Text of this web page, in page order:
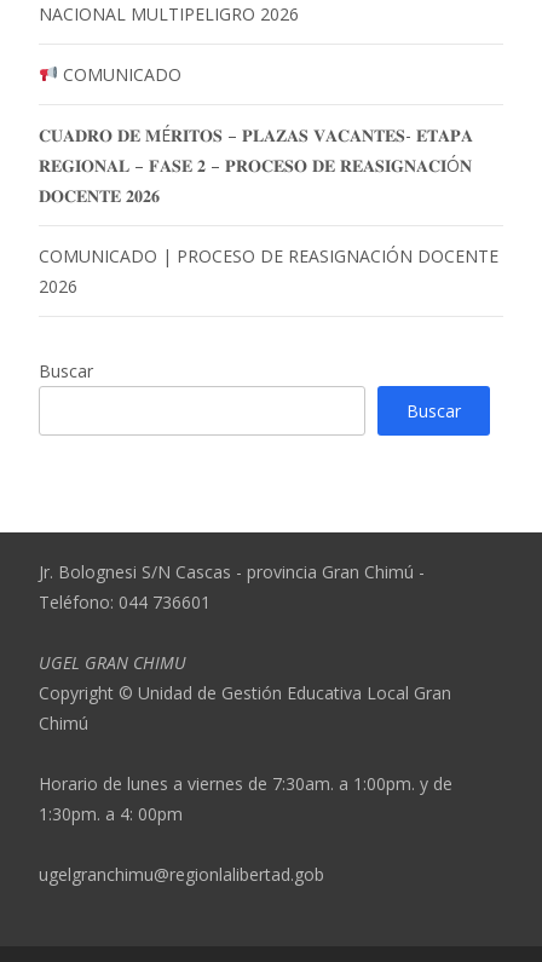
NACIONAL MULTIPELIGRO 2026
COMUNICADO
𝐂𝐔𝐀𝐃𝐑𝐎 𝐃𝐄 𝐌É𝐑𝐈𝐓𝐎𝐒 – 𝐏𝐋𝐀𝐙𝐀𝐒 𝐕𝐀𝐂𝐀𝐍𝐓𝐄𝐒- 𝐄𝐓𝐀𝐏𝐀
𝐑𝐄𝐆𝐈𝐎𝐍𝐀𝐋 – 𝐅𝐀𝐒𝐄 𝟐 – 𝐏𝐑𝐎𝐂𝐄𝐒𝐎 𝐃𝐄 𝐑𝐄𝐀𝐒𝐈𝐆𝐍𝐀𝐂𝐈Ó𝐍
𝐃𝐎𝐂𝐄𝐍𝐓𝐄 𝟐𝟎𝟐𝟔
COMUNICADO | PROCESO DE REASIGNACIÓN DOCENTE
2026
Buscar
Buscar
Jr. Bolognesi S/N Cascas - provincia Gran Chimú -
Teléfono: 044 736601
UGEL GRAN CHIMU
Copyright © Unidad de Gestión Educativa Local Gran
Chimú
Horario de lunes a viernes de 7:30am. a 1:00pm. y de
1:30pm. a 4: 00pm
ugelgranchimu@regionlalibertad.gob